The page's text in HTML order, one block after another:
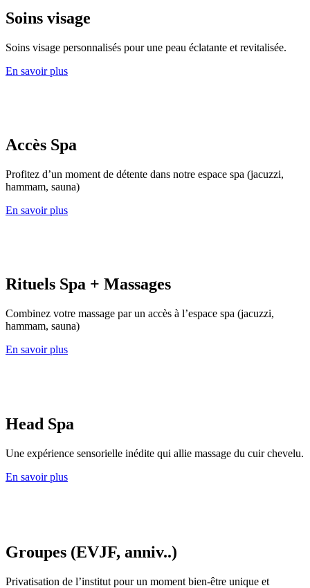
Soins visage
Soins visage personnalisés pour une peau éclatante et revitalisée.
En savoir plus
Accès Spa
Profitez d’un moment de détente dans notre espace spa (jacuzzi,
hammam, sauna)
En savoir plus
Rituels Spa + Massages
Combinez votre massage par un accès à l’espace spa (jacuzzi,
hammam, sauna)
En savoir plus
Head Spa
Une expérience sensorielle inédite qui allie massage du cuir chevelu.
En savoir plus
Groupes (EVJF, anniv..)
Privatisation de l’institut pour un moment bien-être unique et